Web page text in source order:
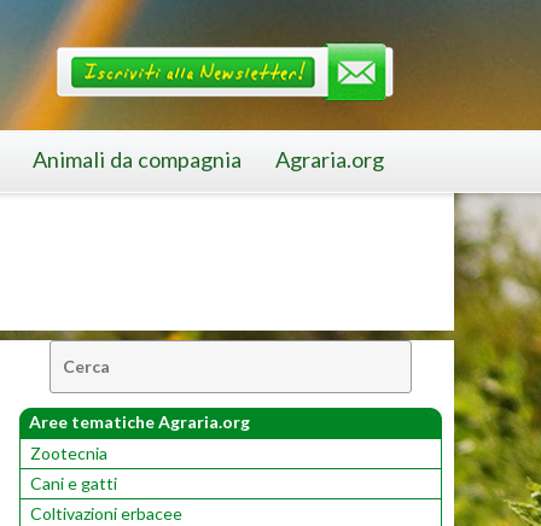
Animali da compagnia Agraria.org
Aree tematiche Agraria.org
Zootecnia
Cani e gatti
Coltivazioni erbacee